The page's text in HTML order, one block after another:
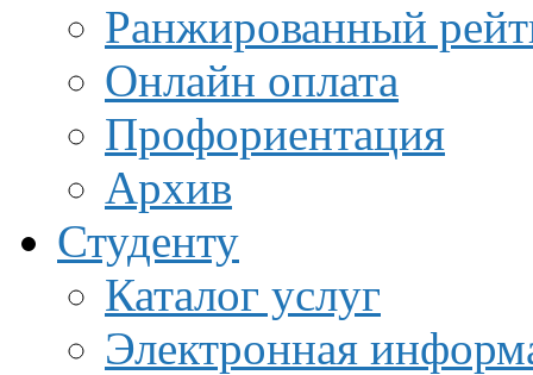
Ранжированный
Онлайн оплата
Профориентация
Архив
Студенту
Каталог услуг
Электронная